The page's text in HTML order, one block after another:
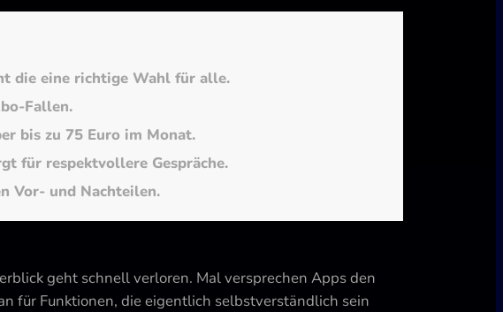
die eine richtige Wahl für alle.
Fallen.
bis zu 75 Euro im Monat.
für respektvollere Gespräche.
Vor- und Nachteilen.
geht schnell verloren. Mal versprechen Apps den
für Funktionen, die eigentlich selbstverständlich sein